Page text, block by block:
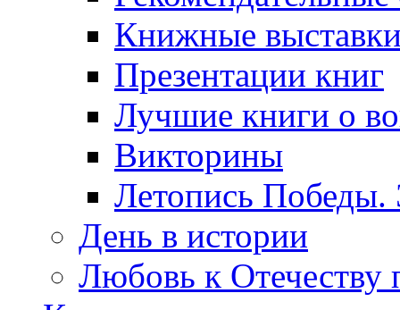
Книжные
Презентации книг
Лучшие книги о
Викторины
Летопись Победы.
День в истории
Любовь к Отечеству